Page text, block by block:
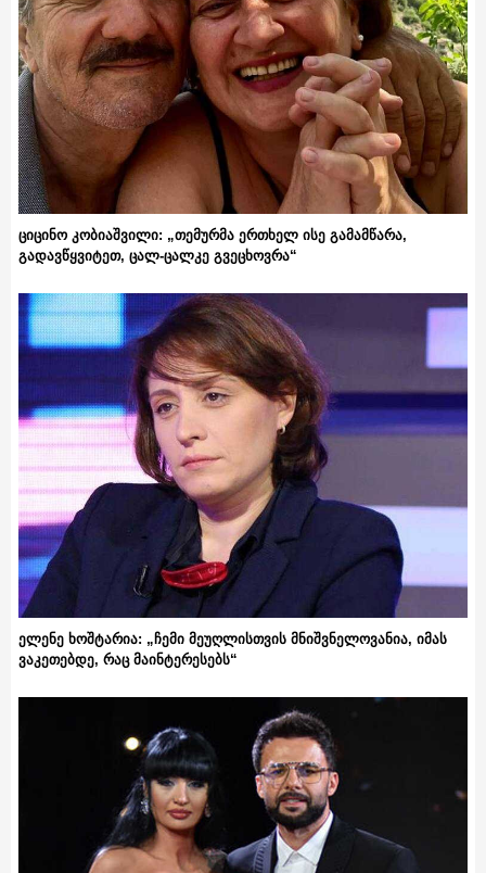
ციცინო კობიაშვილი: „თემურმა ერთხელ ისე გამამწარა,
გადავწყვიტეთ, ცალ-ცალკე გვეცხოვრა“
ელენე ხოშტარია: „ჩემი მეუღლისთვის მნიშვნელოვანია, იმას
ვაკეთებდე, რაც მაინტერესებს“